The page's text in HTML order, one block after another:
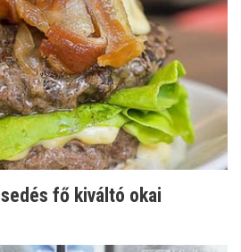
fő kiváltó okai